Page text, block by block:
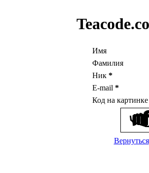
Имя
Фамилия
Ник *
E-mail *
Код на
Вернуться